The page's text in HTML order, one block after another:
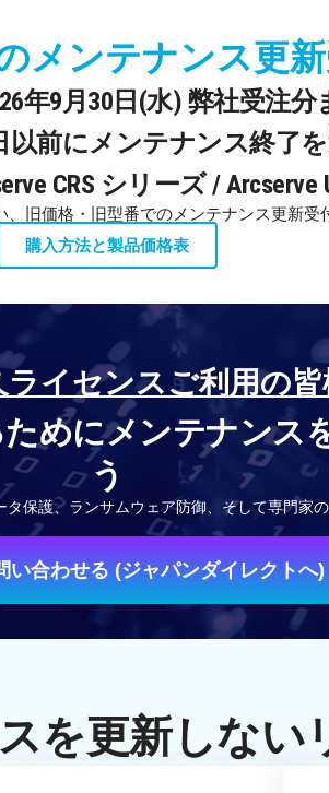
メンテナンス更
年9月30日(水) 弊社受注分
以前にメンテナンス終了
CRS シリーズ / Arcserve
、旧価格・旧型番でのメンテナンス更新受
購入方法と製品価格表
ライセンスご利用の
めにメンテナンス
う
保護、ランサムウェア防御、そして専門家
い合わせる (ジャパンダイレクトへ)
を更新しない